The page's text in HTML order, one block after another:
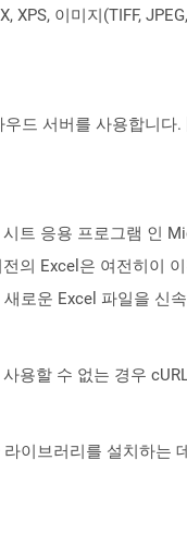
이미지(TIFF,
드 서버를 사용합니다
트 응용 프로그램 인
의 Excel은 여전히이
로운 Excel 파일을 신
용할 수 없는 경우
이브러리를 설치하는